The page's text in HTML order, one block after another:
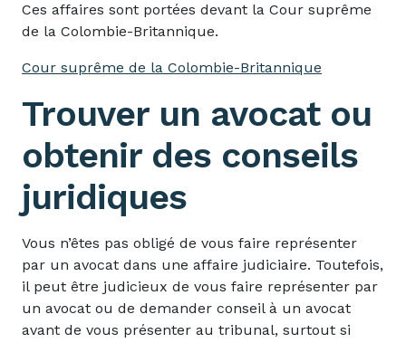
Ces affaires sont portées devant la Cour suprême
de la Colombie-Britannique.
Cour suprême de la Colombie-Britannique
Trouver un avocat ou
obtenir des conseils
juridiques
Vous n’êtes pas obligé de vous faire représenter
par un avocat dans une affaire judiciaire. Toutefois,
il peut être judicieux de vous faire représenter par
un avocat ou de demander conseil à un avocat
avant de vous présenter au tribunal, surtout si